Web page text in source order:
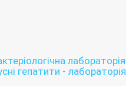
лабораторія
гепатити - лабораторія